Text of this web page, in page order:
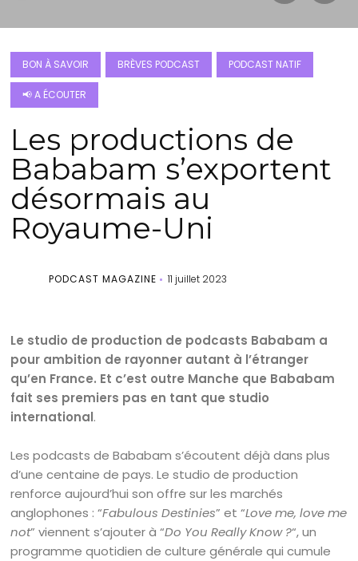
BON À SAVOIR BRÈVES PODCAST PODCAST NATIF
📢 A ÉCOUTER
Les productions de
Bababam s’exportent
désormais au
Royaume-Uni
PODCAST MAGAZINE 11 juillet 2023
Le studio de production de podcasts Bababam a
pour ambition de rayonner autant à l’étranger
qu’en France. Et c’est outre Manche que Bababam
fait ses premiers pas en tant que studio
international.
Les podcasts de Bababam s’écoutent déjà dans plus
d’une centaine de pays. Le studio de production
renforce aujourd’hui son offre sur les marchés
anglophones : “Fabulous Destinies” et “Love me, love me
not” viennent s’ajouter à “Do You Really Know ?“, un
programme quotidien de culture générale qui cumule